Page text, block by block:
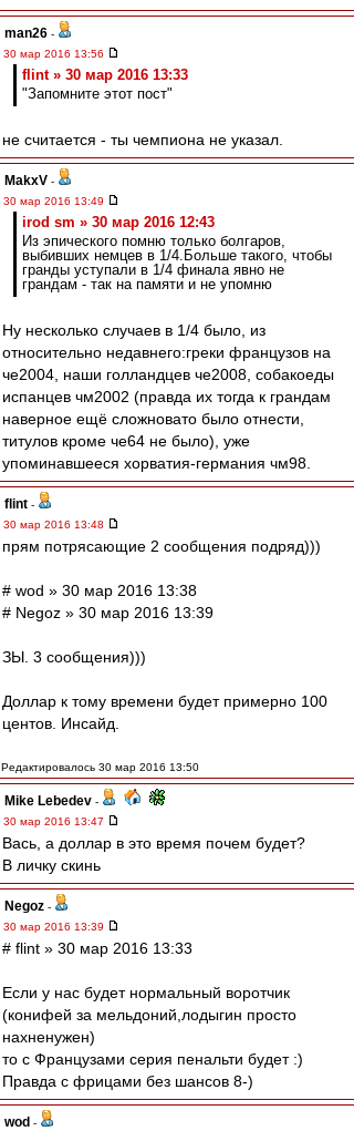
man26 -
30 мар 2016 13:56
flint » 30 мар 2016 13:33
"Запомните этот пост"
не считается - ты чемпиона не указал.
MakxV -
30 мар 2016 13:49
irod sm » 30 мар 2016 12:43
Из эпического помню только болгаров,
выбивших немцев в 1/4.Больше такого, чтобы
гранды уступали в 1/4 финала явно не
грандам - так на памяти и не упомню
Ну несколько случаев в 1/4 было, из
относительно недавнего:греки французов на
че2004, наши голландцев че2008, собакоеды
испанцев чм2002 (правда их тогда к грандам
наверное ещё сложновато было отнести,
титулов кроме че64 не было), уже
упоминавшееся хорватия-германия чм98.
flint -
30 мар 2016 13:48
прям потрясающие 2 сообщения подряд)))
# wod » 30 мар 2016 13:38
# Negoz » 30 мар 2016 13:39
ЗЫ. 3 сообщения)))
Доллар к тому времени будет примерно 100
центов. Инсайд.
Редактировалось 30 мар 2016 13:50
Mike Lebedev -
30 мар 2016 13:47
Вась, а доллар в это время почем будет?
В личку скинь
Negoz -
30 мар 2016 13:39
# flint » 30 мар 2016 13:33
Если у нас будет нормальный воротчик
(конифей за мельдоний,лодыгин просто
нахненужен)
то с Французами серия пенальти будет :)
Правда с фрицами без шансов 8-)
wod -